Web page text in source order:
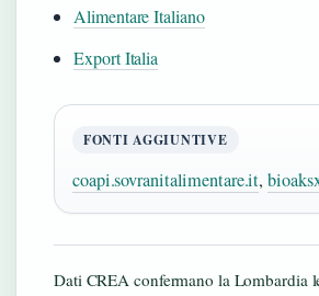
Alimentare Italiano
Export Italia
FONTI AGGIUNTIVE
coapi.sovranitalimentare.it,
Dati CREA confermano la Lombardia